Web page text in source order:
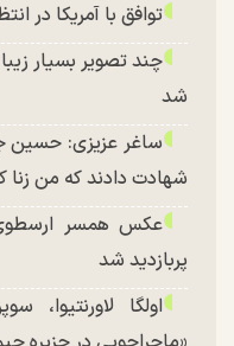
توافق با آمریکا در
چند تصویر بسیار
شد
ساغر عزیزی: حسین
شهادت دادند که من زنا
عکس همسر
پربازدید شد
اولگا لاورنتیوا،